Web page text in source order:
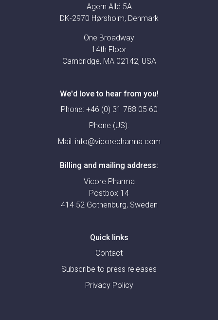
Agern Allé 5A
DK-2970 Hørsholm, Denmark
One Broadway
14th Floor
Cambridge, MA 02142, USA
We'd love to hear from you!
Phone: +46 (0) 31 788 05 60
Phone (US):
Mail: info@vicorepharma.com
Billing and mailing address:
Vicore Pharma
Postbox 14
414 52 Gothenburg, Sweden
Quick links
Contact
Subscribe to press releases
Privacy Policy